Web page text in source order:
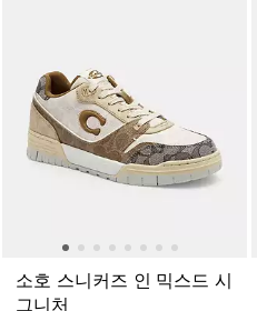
소호 스니커즈 인 믹스드 시